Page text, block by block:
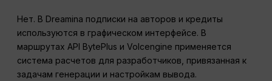
Нет. В Dreamina подписки на авторов и кредиты
используются в графическом интерфейсе. В
маршрутах API BytePlus и Volcengine применяется
система расчетов для разработчиков, привязанная к
задачам генерации и настройкам вывода.